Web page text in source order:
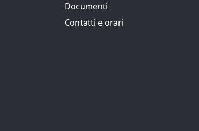
Documenti
Contatti e orari